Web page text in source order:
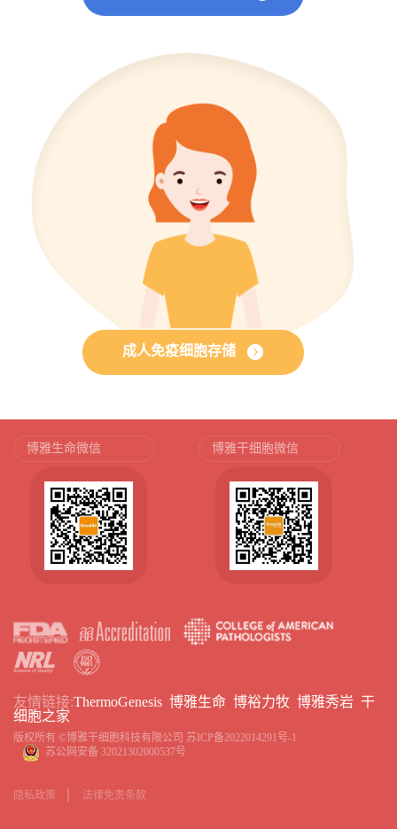
成人免疫细胞存储
博雅生命微信 博雅干细胞微信
友情链接:ThermoGenesis 博雅生命 博裕力牧 博雅秀岩 干
细胞之家
版权所有 ©博雅干细胞科技有限公司 苏ICP备2022014291号-1
苏公网安备 32021302000537号
隐私政策 法律免责条款